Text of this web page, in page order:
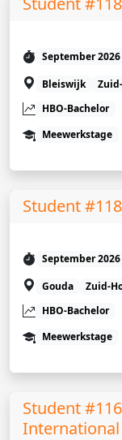
September 2026
Bleiswijk
HBO-Bachelor
Meewerkstage
Student
September 2026
Gouda
Zuid-
HBO-Bachelor
Meewerkstage
Student
International